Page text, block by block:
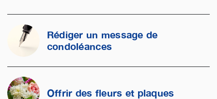
Rédiger un message de
condoléances
Offrir des fleurs et plaques